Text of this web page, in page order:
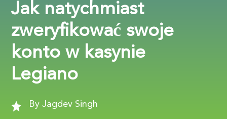
Jak natychmiast
zweryfikować swoje
konto w kasynie
Legiano
By Jagdev Singh